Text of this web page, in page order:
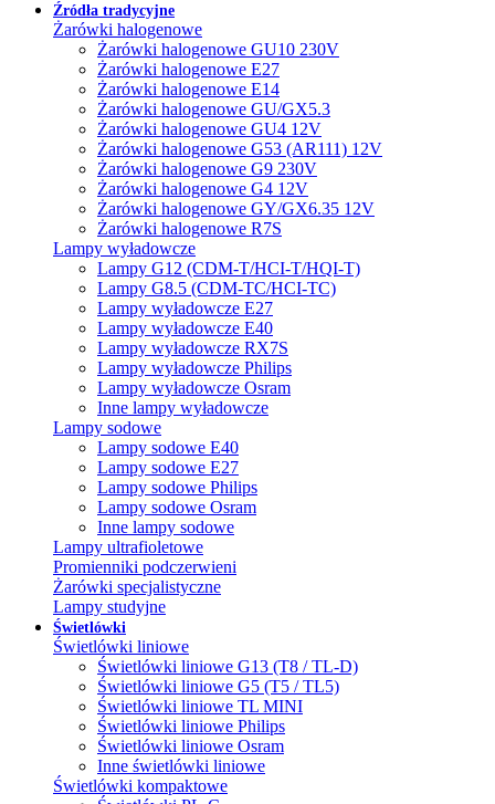
Źródła tradycyjne
Żarówki halogenowe
Żarówki halogenowe GU10 230V
Żarówki halogenowe E27
Żarówki halogenowe E14
Żarówki halogenowe GU/GX5.3
Żarówki halogenowe GU4 12V
Żarówki halogenowe G53 (AR111) 12V
Żarówki halogenowe G9 230V
Żarówki halogenowe G4 12V
Żarówki halogenowe GY/GX6.35 12V
Żarówki halogenowe R7S
Lampy wyładowcze
Lampy G12 (CDM-T/HCI-T/HQI-T)
Lampy G8.5 (CDM-TC/HCI-TC)
Lampy wyładowcze E27
Lampy wyładowcze E40
Lampy wyładowcze RX7S
Lampy wyładowcze Philips
Lampy wyładowcze Osram
Inne lampy wyładowcze
Lampy sodowe
Lampy sodowe E40
Lampy sodowe E27
Lampy sodowe Philips
Lampy sodowe Osram
Inne lampy sodowe
Lampy ultrafioletowe
Promienniki podczerwieni
Żarówki specjalistyczne
Lampy studyjne
Świetlówki
Świetlówki liniowe
Świetlówki liniowe G13 (T8 / TL-D)
Świetlówki liniowe G5 (T5 / TL5)
Świetlówki liniowe TL MINI
Świetlówki liniowe Philips
Świetlówki liniowe Osram
Inne świetlówki liniowe
Świetlówki kompaktowe